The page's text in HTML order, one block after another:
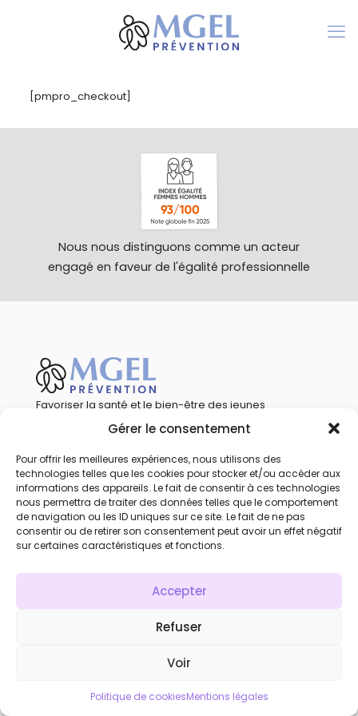
Gérer le consentement
Pour offrir les meilleures expériences, nous utilisons des
technologies telles que les cookies pour stocker et/ou accéder aux
informations des appareils. Le fait de consentir à ces technologies
nous permettra de traiter des données telles que le comportement
de navigation ou les ID uniques sur ce site. Le fait de ne pas
consentir ou de retirer son consentement peut avoir un effet négatif
sur certaines caractéristiques et fonctions.
Accepter
Refuser
Voir
Politique de cookiesMentions légales
[pmpro_checkout]
Nous nous distinguons comme un acteur
engagé en faveur de l'égalité professionnelle
Favoriser la santé et le bien-être des jeunes
par la sensibilisation et la prévention.
Qui sommes-nous
Mentions légales
Statuts
Réglement mutualiste
Accès compte personnel